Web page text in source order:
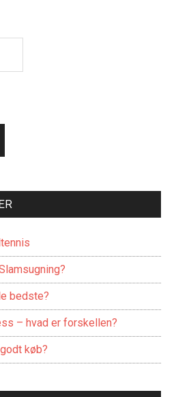
bedste?
– hvad er forskellen?
køb?